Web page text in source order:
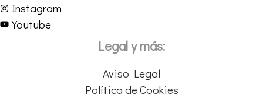
Instagram
Youtube
Legal y más:
Aviso Legal
Política de Cookies